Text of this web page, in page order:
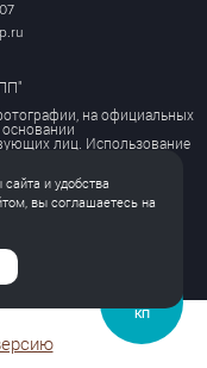
на официальных
лиц. Использование
данных
данных
КП
и удобства
вы соглашаетесь на